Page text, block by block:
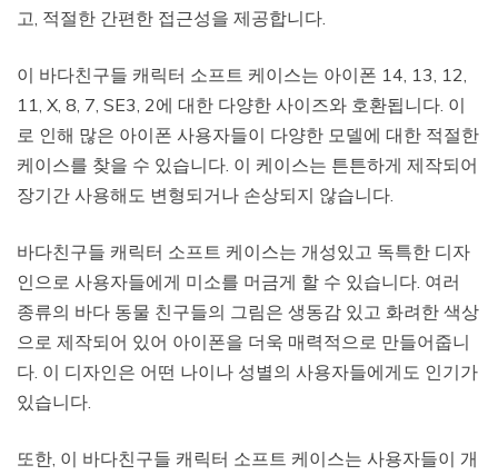
고, 적절한 간편한 접근성을 제공합니다.
이 바다친구들 캐릭터 소프트 케이스는 아이폰 14, 13, 12,
11, X, 8, 7, SE3, 2에 대한 다양한 사이즈와 호환됩니다. 이
로 인해 많은 아이폰 사용자들이 다양한 모델에 대한 적절한
케이스를 찾을 수 있습니다. 이 케이스는 튼튼하게 제작되어
장기간 사용해도 변형되거나 손상되지 않습니다.
바다친구들 캐릭터 소프트 케이스는 개성있고 독특한 디자
인으로 사용자들에게 미소를 머금게 할 수 있습니다. 여러
종류의 바다 동물 친구들의 그림은 생동감 있고 화려한 색상
으로 제작되어 있어 아이폰을 더욱 매력적으로 만들어줍니
다. 이 디자인은 어떤 나이나 성별의 사용자들에게도 인기가
있습니다.
또한, 이 바다친구들 캐릭터 소프트 케이스는 사용자들이 개